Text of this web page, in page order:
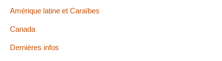
Amérique latine et Caraïbes
Canada
Dernières infos